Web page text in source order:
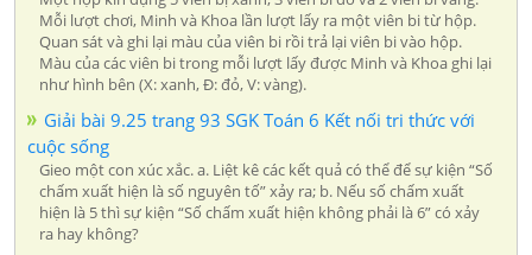
Mỗi lượt chơi, Minh và Khoa lần lượt lấy ra một viên bi từ hộp.
Quan sát và ghi lại màu của viên bi rồi trả lại viên bi vào hộp.
Màu của các viên bi trong mỗi lượt lấy được Minh và Khoa ghi lại
như hình bên (X: xanh, Đ: đỏ, V: vàng).
Giải bài 9.25 trang 93 SGK Toán 6 Kết nối tri thức với
cuộc sống
Gieo một con xúc xắc. a. Liệt kê các kết quả có thể để sự kiện “Số
chấm xuất hiện là số nguyên tố” xảy ra; b. Nếu số chấm xuất
hiện là 5 thì sự kiện “Số chấm xuất hiện không phải là 6” có xảy
ra hay không?